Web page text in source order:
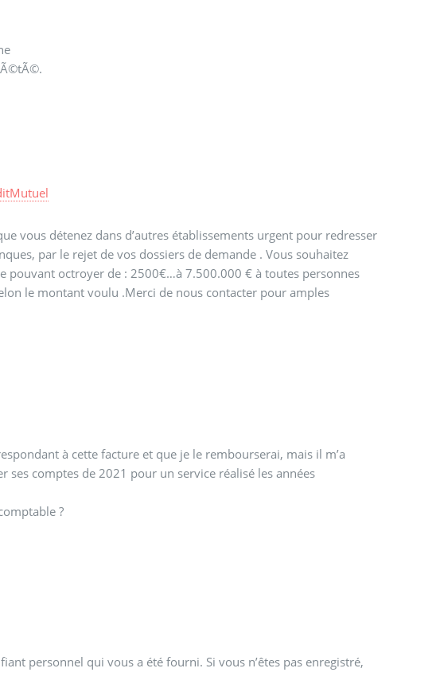
vous détenez dans d’autres établissements urgent pour redresser
par le rejet de vos dossiers de demande . Vous souhaitez
pouvant octroyer de : 2500€…à 7.500.000 € à toutes personnes
le montant voulu .Merci de nous contacter pour amples
à cette facture et que je le rembourserai, mais il m’a
comptes de 2021 pour un service réalisé les années
?
personnel qui vous a été fourni. Si vous n’êtes pas enregistré,